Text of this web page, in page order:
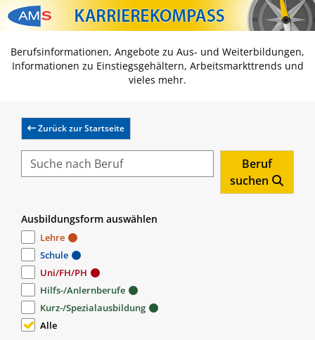
Zum Inhalt springen
Zum Navmenü springen
Zur Suche springen
Zur Footer springen
Berufsinformationen, Angebote zu Aus- und Weiterbildungen,
Informationen zu Einstiegsgehältern, Arbeitsmarkttrends und
vieles mehr.
Zurück zur Startseite
Beruf
suchen
Ausbildungsform auswählen
Lehre
Schule
Uni/FH/PH
Hilfs-/Anlernberufe
Kurz-/Spezialausbildung
Alle